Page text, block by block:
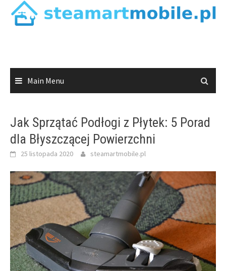
Main Menu
Jak Sprzątać Podłogi z Płytek: 5 Porad
dla Błyszczącej Powierzchni
25 listopada 2020 steamartmobile.pl